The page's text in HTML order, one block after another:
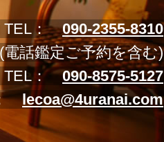
TEL：090-2355-8310
(電話鑑定ご予約を含む)
TEL：090-8575-5127
lecoa@4uranai.com